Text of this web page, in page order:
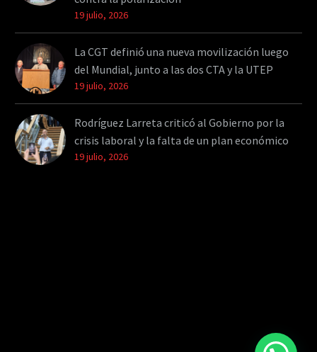
19 julio, 2026
La CGT definió una nueva movilización luego
del Mundial, junto a las dos CTA y la UTEP
19 julio, 2026
Rodríguez Larreta criticó al Gobierno por la
crisis laboral y la falta de un plan económico
19 julio, 2026